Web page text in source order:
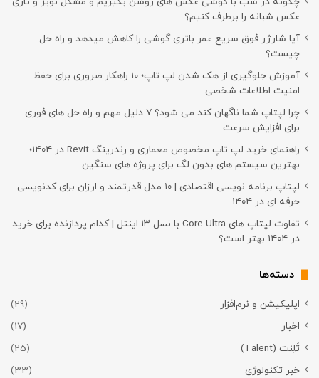
عکس شبانه را برطرف کنیم؟
آیا شارژر فوق سریع عمر باتری گوشی را کاهش میدهد و راه حل
چیست؟
آموزش جلوگیری از هک شدن لپ تاپ؛ 10 راهکار ضروری برای حفظ
امنیت اطلاعات شخصی
چرا لپتاپ شما ناگهان کند می شود؟ ۷ دلیل مهم و راه حل های فوری
برای افزایش سرعت
راهنمای خرید لپ تاپ مخصوص معماری و رندرینگ Revit در ۱۴۰۴؛
بهترین سیستم های بدون لگ برای پروژه های سنگین
لپتاپ برنامه نویسی اقتصادی | ۱۰ مدل قدرتمند و ارزان برای کدنویسی
حرفه ای در ۱۴۰۴
تفاوت لپتاپ های Core Ultra با نسل ۱۳ اینتل | کدام پردازنده برای خرید
در ۱۴۰۴ بهتر است؟
دسته‌ها
اپلیکیشن و نرم‌افزار
(29)
اخبار
(17)
تَلِنت (Talent)
(25)
خبر تکنولوژی
(33)